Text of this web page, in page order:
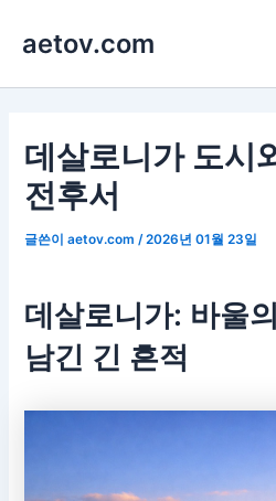
로
aetov.com
데살로니가 도시
전후서
글쓴이aetov.com /2026년 01월 23일
데살로니가: 바울
남긴 긴 흔적